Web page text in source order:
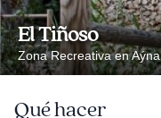
El Tiñoso
Zona Recreativa en Aýna
Qué hacer